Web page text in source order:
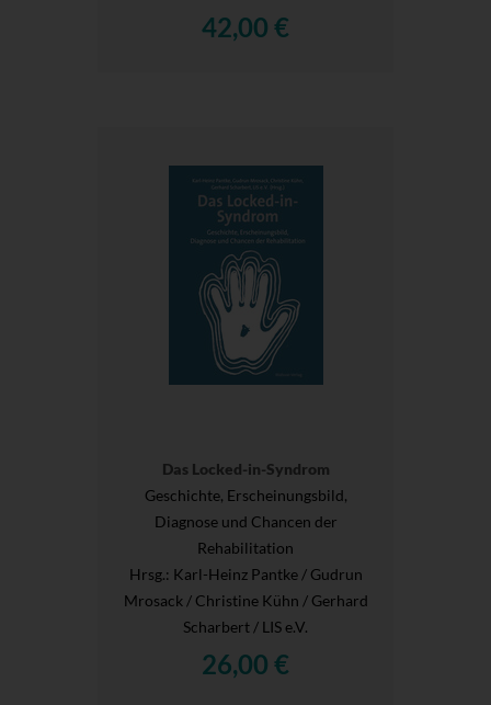
42,00 €
Das Locked-in-Syndrom
Geschichte, Erscheinungsbild,
Diagnose und Chancen der
Rehabilitation
Hrsg.: Karl-Heinz Pantke / Gudrun
Mrosack / Christine Kühn / Gerhard
Scharbert / LIS e.V.
26,00 €